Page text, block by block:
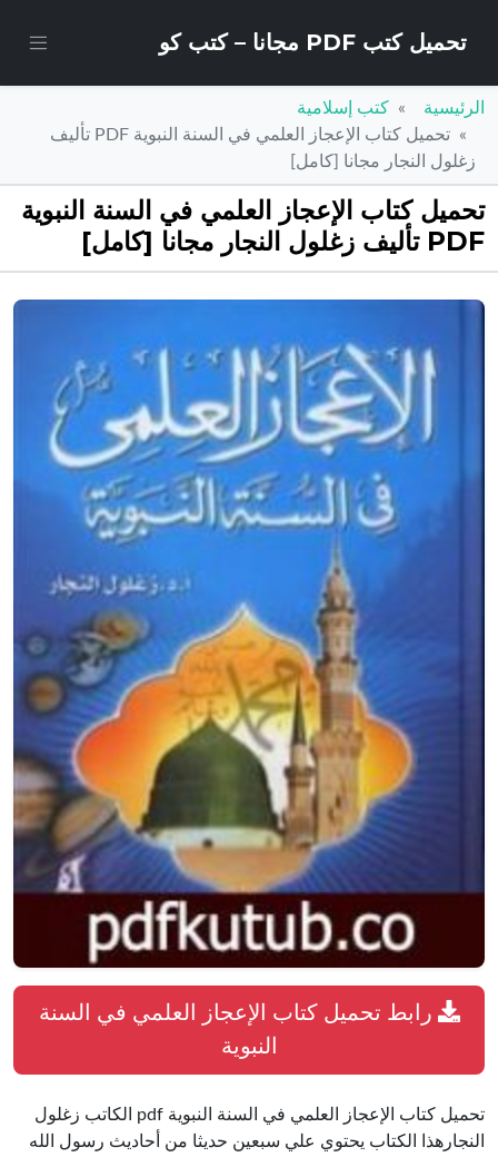
تحميل كتب PDF مجانا – كتب كو
الرئيسية
كتب إسلامية
تحميل كتاب الإعجاز العلمي في السنة النبوية PDF تأليف
زغلول النجار مجانا [كامل]
تحميل كتاب الإعجاز العلمي في السنة النبوية
PDF تأليف زغلول النجار مجانا [كامل]
رابط تحميل كتاب الإعجاز العلمي في السنة
النبوية
تحميل كتاب الإعجاز العلمي في السنة النبوية pdf الكاتب زغلول
النجارهذا الكتاب يحتوي علي سبعين حديثا من أحاديث رسول الله